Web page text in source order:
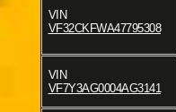
VIN
VF32CKFWA47795308
VIN
VF7Y3AG0004AG3141